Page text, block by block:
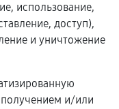
использование,
доступ),
и уничтожение
и/или